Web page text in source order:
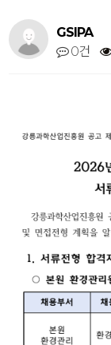
GSIPA
0건